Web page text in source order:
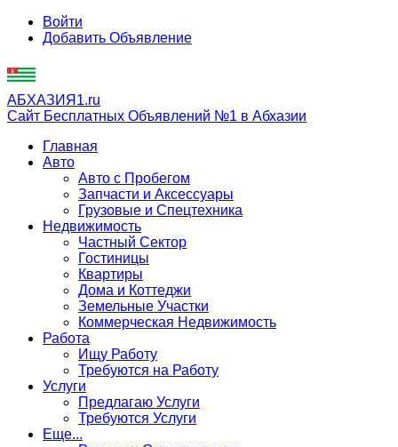
Войти
Добавить Объявление
АБХАЗИЯ1.ru
Сайт Бесплатных Объявлений №1 в Абхазии
Главная
Авто
Авто с Пробегом
Запчасти и Аксессуары
Грузовые и Спецтехника
Недвижимость
Частный Сектор
Гостиницы
Квартиры
Дома и Коттеджи
Земельные Участки
Коммерческая Недвижимость
Работа
Ищу Работу
Требуются на Работу
Услуги
Предлагаю Услуги
Требуются Услуги
Еще...